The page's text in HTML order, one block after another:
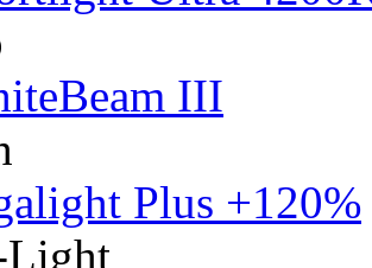
III
Plus +120%